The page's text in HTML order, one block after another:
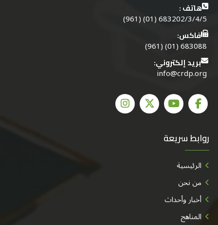
هاتف :
683202/3/4/5 (01) (961)
فاكس:
683088 (01) (961)
بريد إلكتروني:
info@crdp.org
روابط سريعة
الرئيسية
من نحن
أخبار وأحداث
المناهج